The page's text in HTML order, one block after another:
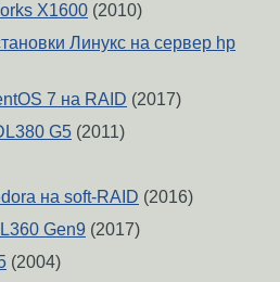
X1600 (2010)
Линукс на сервер hp
7 на RAID (2017)
G5 (2011)
на soft-RAID (2016)
Gen9 (2017)
(2004)